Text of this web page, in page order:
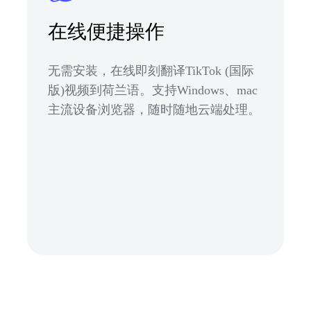
在线便捷操作
无需安装，在线即刻翻译TikTok (国际
版)视频到荷兰语。支持Windows、mac
主流设备浏览器，随时随地云端处理。